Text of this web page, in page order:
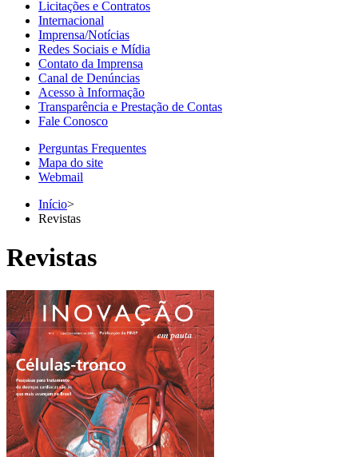
Licitações e Contratos
Internacional
Imprensa/Notícias
Redes Sociais e Mídia
Contato da Imprensa
Canal de Denúncias
Acesso à Informação
Transparência e Prestação de Contas
Fale Conosco
Perguntas Frequentes
Mapa do site
Webmail
Início>
Revistas
Revistas